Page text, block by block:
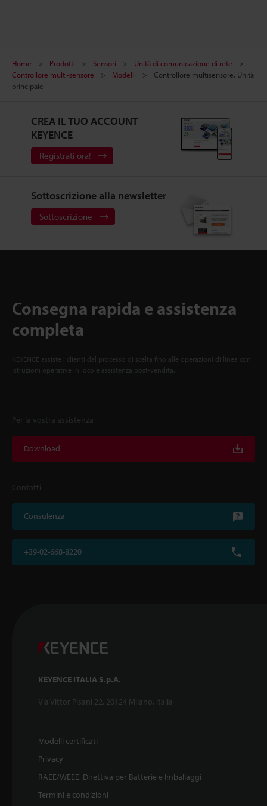
Home Prodotti Sensori
Unità di comunicazione di rete
Controllore multi-sensore
Modelli
Controllore multisensore, Unità
principale
CREA IL TUO ACCOUNT
KEYENCE
Registrati ora!
Sottoscrizione alla newsletter
Sottoscrizione
Consegna rapida e assistenza
completa
KEYENCE assiste i clienti dal processo di scelta fino alle operazioni di linea con
istruzioni operative in loco e assistenza post-vendita.
Per la vostra assistenza
Download
Contatti
Consulenza
+39-02-668-8220
KEYENCE ITALIA S.p.A.
Via Vittor Pisani 22, 20124 Milano, Italia
Modelli certificati
Privacy
RAEE/WEEE, Direttiva per Batterie e Imballaggi
Termini e condizioni